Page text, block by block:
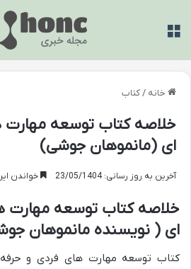
خانه /کتاب
خلاصه کتاب توسعه مهارت
ای (مانموهان جوشی)
آخرین به روز رسانی: 23/05/1404 خواندن این مطلب 11
خلاصه کتاب توسعه مهارت
ای ( نویسنده مانموهان
کتاب توسعه مهارت های فردی و حرفه